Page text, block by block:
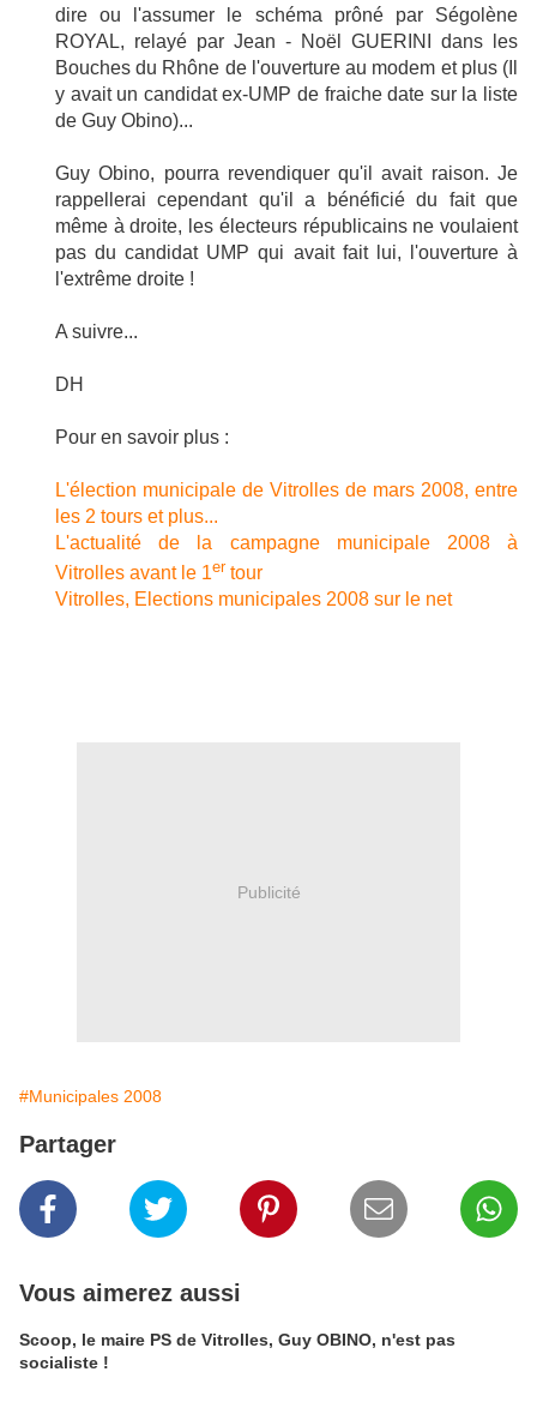
dire ou l'assumer le schéma prôné par Ségolène
ROYAL, relayé par Jean - Noël GUERINI dans les
Bouches du Rhône de l'ouverture au modem et plus (Il
y avait un candidat ex-UMP de fraiche date sur la liste
de Guy Obino)...
Guy Obino, pourra revendiquer qu'il avait raison. Je
rappellerai cependant qu'il a bénéficié du fait que
même à droite, les électeurs républicains ne voulaient
pas du candidat UMP qui avait fait lui, l'ouverture à
l'extrême droite !
A suivre...
DH
Pour en savoir plus :
L'élection municipale de Vitrolles de mars 2008, entre
les 2 tours et plus...
L'actualité de la campagne municipale 2008 à
Vitrolles avant le 1er tour
Vitrolles, Elections municipales 2008 sur le net
Publicité
#Municipales 2008
Partager
Vous aimerez aussi
Scoop, le maire PS de Vitrolles, Guy OBINO, n'est pas
socialiste !